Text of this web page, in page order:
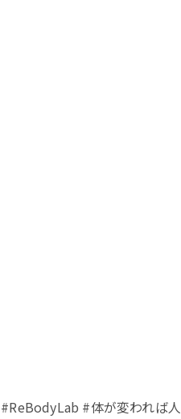
#体が変われば